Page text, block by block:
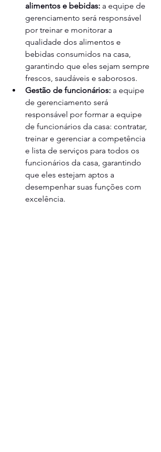
alimentos e bebidas: a equipe de
gerenciamento será responsável
por treinar e monitorar a
qualidade dos alimentos e
bebidas consumidos na casa,
garantindo que eles sejam sempre
frescos, saudáveis e saborosos.
Gestão de funcionários: a equipe
de gerenciamento será
responsável por formar a equipe
de funcionários da casa: contratar,
treinar e gerenciar a competência
e lista de serviços para todos os
funcionários da casa, garantindo
que eles estejam aptos a
desempenhar suas funções com
excelência.